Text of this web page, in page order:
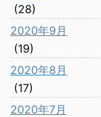
(28)
2020年9月
(19)
2020年8月
(17)
2020年7月